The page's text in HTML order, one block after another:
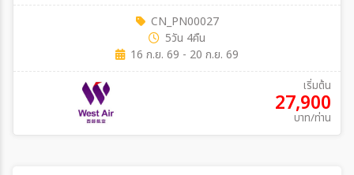
CN_PN00027
5วัน 4คืน
16 ก.ย. 69 - 20 ก.ย. 69
เริ่มต้น
27,900
บาท/ท่าน